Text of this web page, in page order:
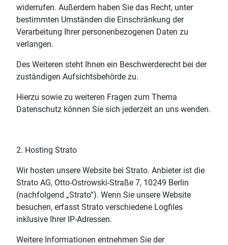
widerrufen. Außerdem haben Sie das Recht, unter
bestimmten Umständen die Einschränkung der
Verarbeitung Ihrer personenbezogenen Daten zu
verlangen.
Des Weiteren steht Ihnen ein Beschwerderecht bei der
zuständigen Aufsichtsbehörde zu.
Hierzu sowie zu weiteren Fragen zum Thema
Datenschutz können Sie sich jederzeit an uns wenden.
2. Hosting Strato
Wir hosten unsere Website bei Strato. Anbieter ist die
Strato AG, Otto-Ostrowski-Straße 7, 10249 Berlin
(nachfolgend „Strato“). Wenn Sie unsere Website
besuchen, erfasst Strato verschiedene Logfiles
inklusive Ihrer IP-Adressen.
Weitere Informationen entnehmen Sie der